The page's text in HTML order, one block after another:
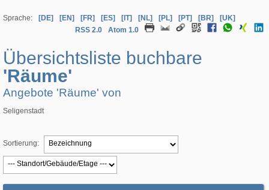
Sprache: [DE] [EN] [FR] [ES] [IT] [NL] [PL] [PT] [BR]
[UK]
RSS 2.0
Atom 1.0
Übersichtsliste buchbare
'Räume'
Angebote 'Räume' von
Seligenstadt
Sortierung: